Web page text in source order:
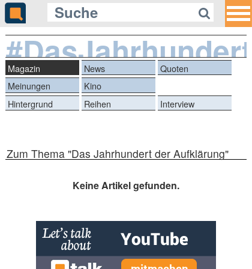
Magazin News
Quoten
Meinungen
Kino
Hintergrund
Reihen Interview
Zum Thema "Das Jahrhundert der Aufklärung"
Keine Artikel gefunden.